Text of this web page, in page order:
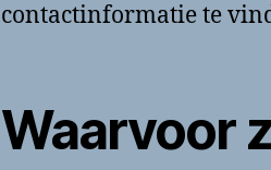
contactinformatie te
Waarvoor